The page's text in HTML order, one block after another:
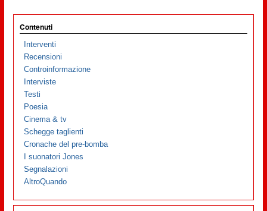
Contenuti
Interventi
Recensioni
Controinformazione
Interviste
Testi
Poesia
Cinema & tv
Schegge taglienti
Cronache del pre-bomba
I suonatori Jones
Segnalazioni
AltroQuando